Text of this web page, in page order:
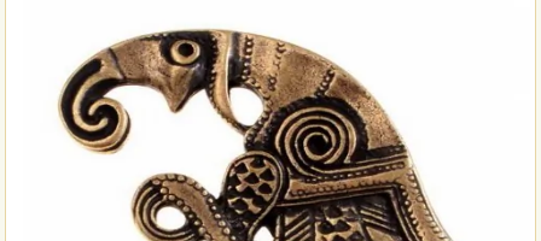
Rückruf-Service
Zahlungsweisen